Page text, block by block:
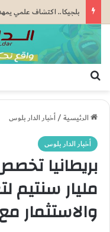
بلجيكا.. اكتشاف علمي يمهد
الرئيسية/أخبار الدار بلوس
أخبار الدار بلوس
مليار سنتيم
والاستثمار